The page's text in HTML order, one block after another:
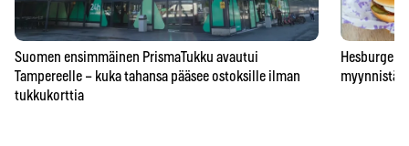
Suomen ensimmäinen PrismaTukku avautui
Tampereelle – kuka tahansa pääsee ostoksille ilman
tukkukorttia
myynnistä